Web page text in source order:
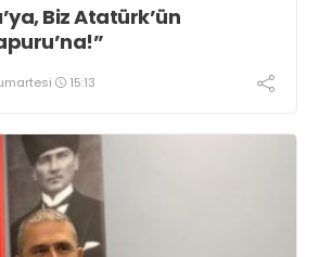
Biz Atatürk’ün
15:13